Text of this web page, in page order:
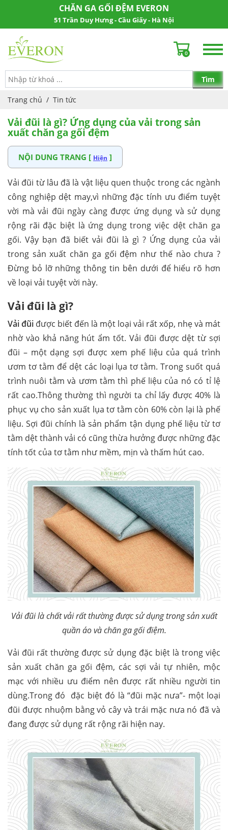
CHĂN GA GỐI ĐỆM EVERON
51 Trần Duy Hưng - Cầu Giấy - Hà Nội
0
Trang chủ / Tin tức
Vải đũi là gì? Ứng dụng của vải trong sản
xuất chăn ga gối đệm
NỘI DUNG TRANG [ Hiện ]
Vải đũi từ lâu đã là vật liệu quen thuộc trong các ngành
công nghiệp dệt may,vì những đặc tính ưu điểm tuyệt
vời mà vải đũi ngày càng được ứng dụng và sử dụng
rộng rãi đặc biệt là ứng dụng trong việc dệt chăn ga
gối. Vậy bạn đã biết vải đũi là gì ? Ứng dụng của vải
trong sản xuất chăn ga gối đệm như thế nào chưa ?
Đừng bỏ lỡ những thông tin bên dưới để hiểu rõ hơn
về loại vải tuyệt vời này.
Vải đũi là gì?
Vải đũi được biết đến là một loại vải rất xốp, nhẹ và mát
nhờ vào khả năng hút ẩm tốt. Vải đũi được dệt từ sợi
đũi – một dạng sợi được xem phế liệu của quá trình
ươm tơ tằm để dệt các loại lụa tơ tằm. Trong suốt quá
trình nuôi tằm và ươm tằm thì phế liệu của nó có tỉ lệ
rất cao.Thông thường thì người ta chỉ lấy được 40% là
phục vụ cho sản xuất lụa tơ tằm còn 60% còn lại là phế
liệu. Sợi đũi chính là sản phẩm tận dụng phế liệu từ tơ
tằm dệt thành vải có cũng thừa hưởng được những đặc
tính tốt của tơ tằm như mềm, mịn và thấm hút cao.
Vải đũi là chất vải rất thường được sử dụng trong sản xuất
quần áo và chăn ga gối điệm.
Vải đũi rất thường được sử dụng đặc biệt là trong việc
sản xuất chăn ga gối đệm, các sợi vải tự nhiên, mộc
mạc với nhiều ưu điểm nên được rất nhiều người tin
dùng.Trong đó đặc biệt đó là “đũi mặc nưa”- một loại
đũi được nhuộm bằng vỏ cây và trái mặc nưa nó đã và
đang được sử dụng rất rộng rãi hiện nay.